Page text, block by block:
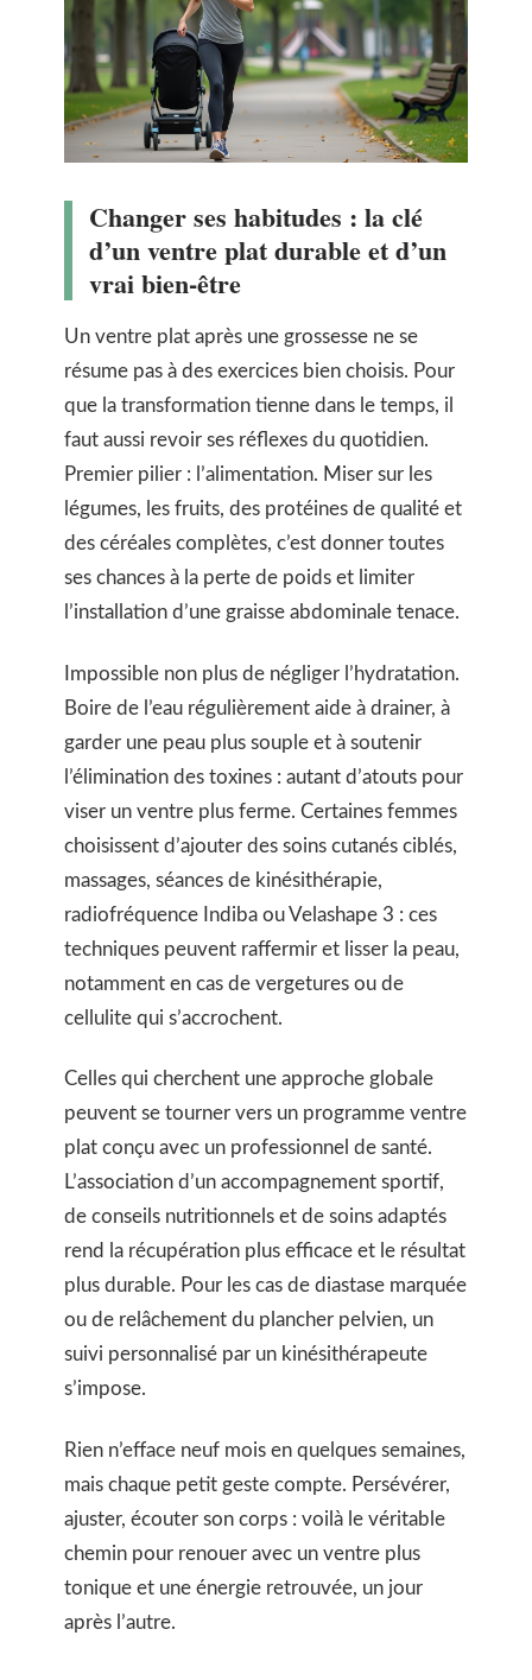
Changer ses habitudes : la clé
d’un ventre plat durable et d’un
vrai bien-être
Un ventre plat après une grossesse ne se
résume pas à des exercices bien choisis. Pour
que la transformation tienne dans le temps, il
faut aussi revoir ses réflexes du quotidien.
Premier pilier : l’alimentation. Miser sur les
légumes, les fruits, des protéines de qualité et
des céréales complètes, c’est donner toutes
ses chances à la perte de poids et limiter
l’installation d’une graisse abdominale tenace.
Impossible non plus de négliger l’hydratation.
Boire de l’eau régulièrement aide à drainer, à
garder une peau plus souple et à soutenir
l’élimination des toxines : autant d’atouts pour
viser un ventre plus ferme. Certaines femmes
choisissent d’ajouter des soins cutanés ciblés,
massages, séances de kinésithérapie,
radiofréquence Indiba ou Velashape 3 : ces
techniques peuvent raffermir et lisser la peau,
notamment en cas de vergetures ou de
cellulite qui s’accrochent.
Celles qui cherchent une approche globale
peuvent se tourner vers un programme ventre
plat conçu avec un professionnel de santé.
L’association d’un accompagnement sportif,
de conseils nutritionnels et de soins adaptés
rend la récupération plus efficace et le résultat
plus durable. Pour les cas de diastase marquée
ou de relâchement du plancher pelvien, un
suivi personnalisé par un kinésithérapeute
s’impose.
Rien n’efface neuf mois en quelques semaines,
mais chaque petit geste compte. Persévérer,
ajuster, écouter son corps : voilà le véritable
chemin pour renouer avec un ventre plus
tonique et une énergie retrouvée, un jour
après l’autre.